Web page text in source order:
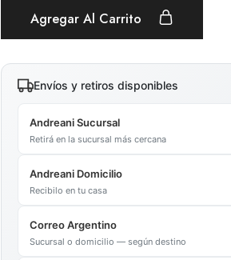
Agregar Al Carrito
Envíos y retiros disponibles
Andreani Sucursal
Retirá en la sucursal más cercana
Andreani Domicilio
Recibilo en tu casa
Correo Argentino
Sucursal o domicilio — según destino